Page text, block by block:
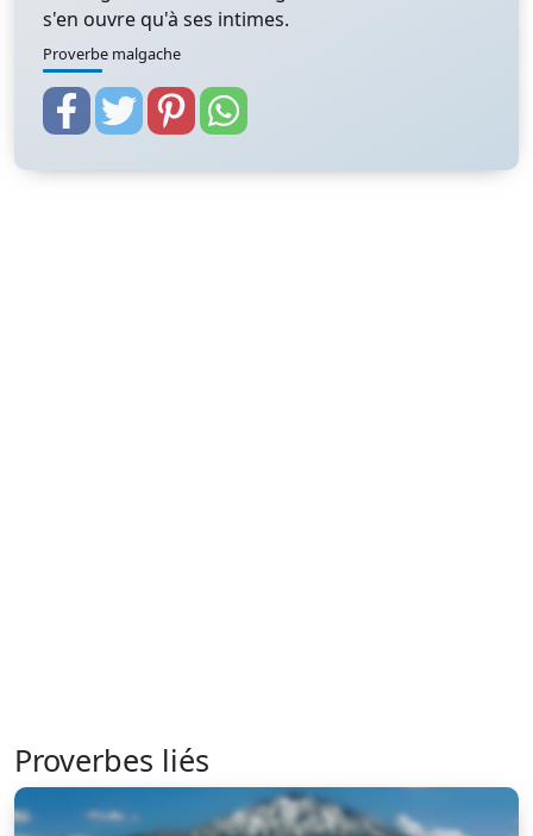
s'en ouvre qu'à ses intimes.
Proverbe malgache
Proverbes liés